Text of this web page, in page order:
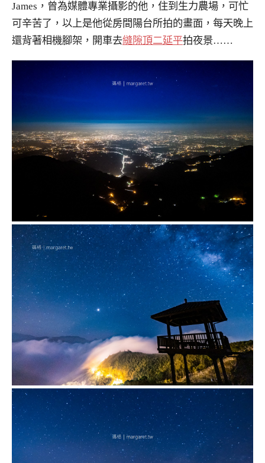
James，曾為媒體專業攝影的他，住到生力農場，可忙
可辛苦了，以上是他從房間陽台所拍的畫面，每天晚上
還背著相機腳架，開車去縫隙頂二延平拍夜景……